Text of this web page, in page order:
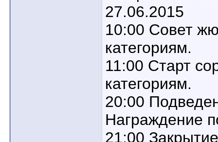
27.06.2015
10:00 Совет
категориям.
11:00 Старт
категориям.
20:00
Награждение
21:00